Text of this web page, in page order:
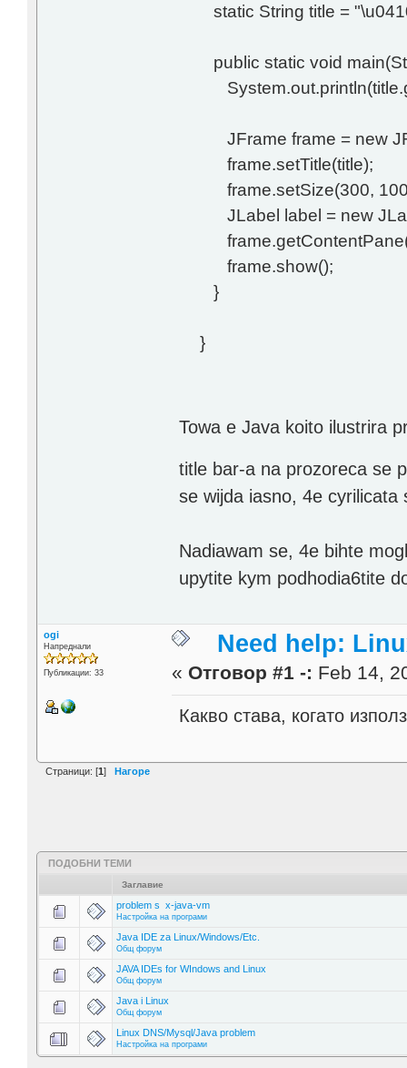
static String title =
public static void
JFrame frame = new
frame.setTitle(title);
frame.setSize(300,
JLabel label = new
frame.show();
}
}
Towa e Java koito ilustrira
title bar-a na prozoreca se
se wijda iasno, 4e cyrilicata
Nadiawam se, 4e bihte
upytite kym podhodia6tite
ogi
Напреднали
Публикации: 33
Need help:
« Отговор #1 -: Feb 14,
Какво става, когато
Страници: [1] Нагоре
ПОДОБНИ ТЕМИ
Заглавие
problem s x-java-vm
Настройка на програми
Java IDE za Linux/Windows/Etc.
Общ форум
JAVA IDEs for WIndows and Linux
Общ форум
Java i Linux
Общ форум
Linux DNS/Mysql/Java problem
Настройка на програми